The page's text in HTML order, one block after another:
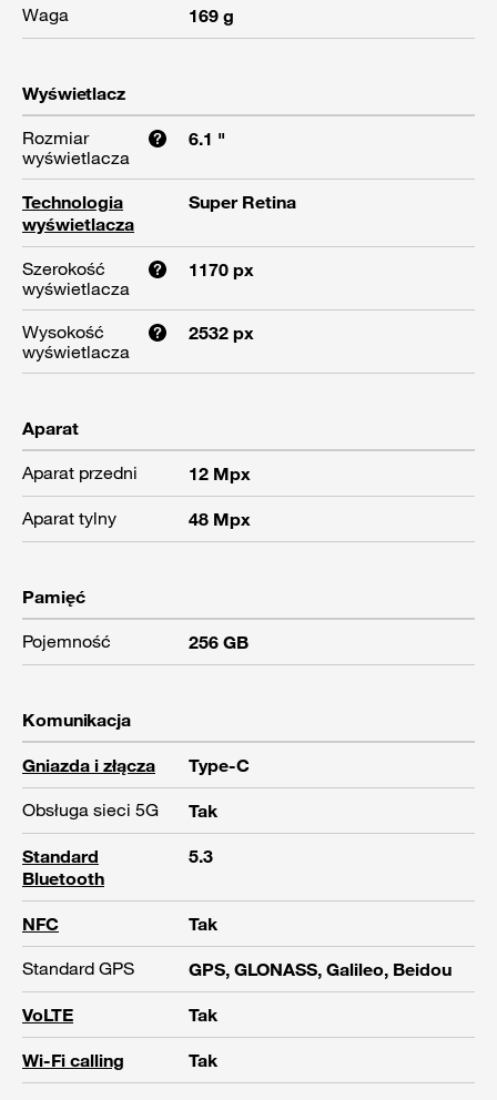
Waga 169 g
Wyświetlacz
Rozmiar
wyświetlacza
6.1 "
Technologia
wyświetlacza
Super Retina
Szerokość
wyświetlacza
1170 px
Wysokość
wyświetlacza
2532 px
Aparat
Aparat przedni
12 Mpx
Aparat tylny
48 Mpx
Pamięć
Pojemność
256 GB
Komunikacja
Gniazda i złącza
Type-C
Obsługa sieci 5G
Tak
Standard
Bluetooth
5.3
NFC
Tak
Standard GPS
GPS, GLONASS, Galileo, Beidou
VoLTE Tak
Wi-Fi calling Tak